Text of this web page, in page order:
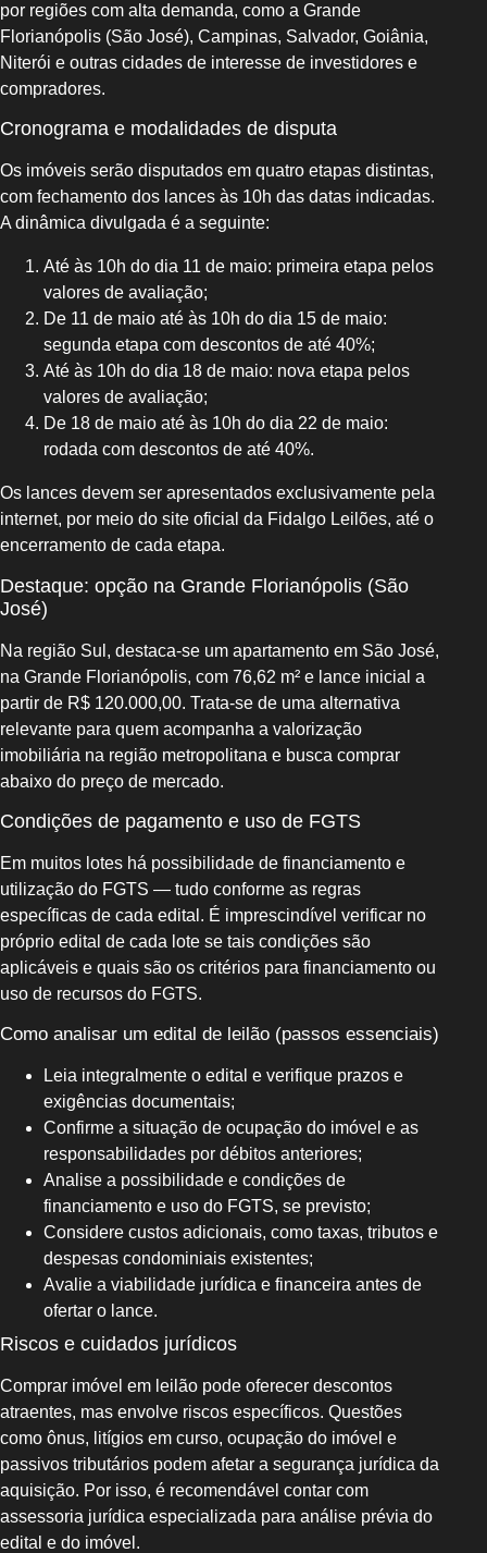
por regiões com alta demanda, como a Grande
Florianópolis (São José), Campinas, Salvador, Goiânia,
Niterói e outras cidades de interesse de investidores e
compradores.
Cronograma e modalidades de disputa
Os imóveis serão disputados em quatro etapas distintas,
com fechamento dos lances às 10h das datas indicadas.
A dinâmica divulgada é a seguinte:
Até às 10h do dia 11 de maio: primeira etapa pelos
valores de avaliação;
De 11 de maio até às 10h do dia 15 de maio:
segunda etapa com descontos de até 40%;
Até às 10h do dia 18 de maio: nova etapa pelos
valores de avaliação;
De 18 de maio até às 10h do dia 22 de maio:
rodada com descontos de até 40%.
Os lances devem ser apresentados exclusivamente pela
internet, por meio do site oficial da Fidalgo Leilões, até o
encerramento de cada etapa.
Destaque: opção na Grande Florianópolis (São
José)
Na região Sul, destaca-se um apartamento em São José,
na Grande Florianópolis, com 76,62 m² e lance inicial a
partir de R$ 120.000,00. Trata-se de uma alternativa
relevante para quem acompanha a valorização
imobiliária na região metropolitana e busca comprar
abaixo do preço de mercado.
Condições de pagamento e uso de FGTS
Em muitos lotes há possibilidade de financiamento e
utilização do FGTS — tudo conforme as regras
específicas de cada edital. É imprescindível verificar no
próprio edital de cada lote se tais condições são
aplicáveis e quais são os critérios para financiamento ou
uso de recursos do FGTS.
Como analisar um edital de leilão (passos essenciais)
Leia integralmente o edital e verifique prazos e
exigências documentais;
Confirme a situação de ocupação do imóvel e as
responsabilidades por débitos anteriores;
Analise a possibilidade e condições de
financiamento e uso do FGTS, se previsto;
Considere custos adicionais, como taxas, tributos e
despesas condominiais existentes;
Avalie a viabilidade jurídica e financeira antes de
ofertar o lance.
Riscos e cuidados jurídicos
Comprar imóvel em leilão pode oferecer descontos
atraentes, mas envolve riscos específicos. Questões
como ônus, litígios em curso, ocupação do imóvel e
passivos tributários podem afetar a segurança jurídica da
aquisição. Por isso, é recomendável contar com
assessoria jurídica especializada para análise prévia do
edital e do imóvel.